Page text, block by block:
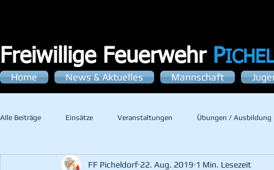
Freiwillige Feuerwehr P
Home News & Aktuelles Mannschaft
Alle Beiträge Einsätze Veranstaltungen Übungen / Ausbildung
FF Picheldorf 22. Aug. 2019 1 Min. Lesezeit